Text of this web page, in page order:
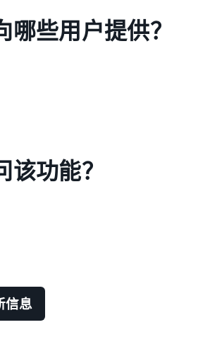
哪些用户提供？
该功能？
信息